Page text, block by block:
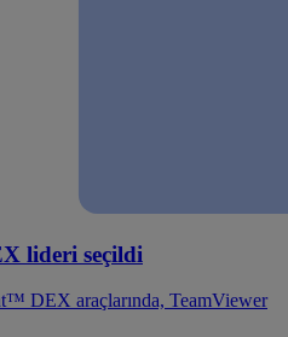
lideri seçildi
DEX araçlarında, TeamViewer